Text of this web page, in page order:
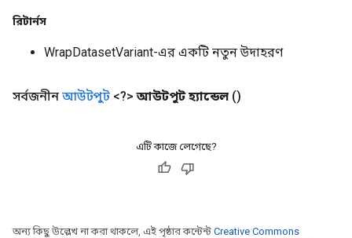
রিটার্নস
WrapDatasetVariant-এর একটি নতুন উদাহরণ
সর্বজনীন আউটপুট <?> আউটপুট হ্যান্ডেল ()
এটি কাজে লেগেছে?
অন্য কিছু উল্লেখ না করা থাকলে, এই পৃষ্ঠার কন্টেন্ট Creative Commons